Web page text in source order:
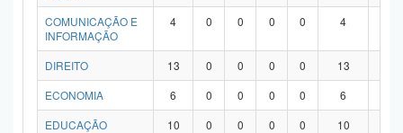
COMUNICAÇÃO E
INFORMAÇÃO
4 0 0 0 0 4
DIREITO 13 0 0 0 0 13
ECONOMIA
6 0 0 0 0 6
EDUCAÇÃO
10 0 0 0 0 10